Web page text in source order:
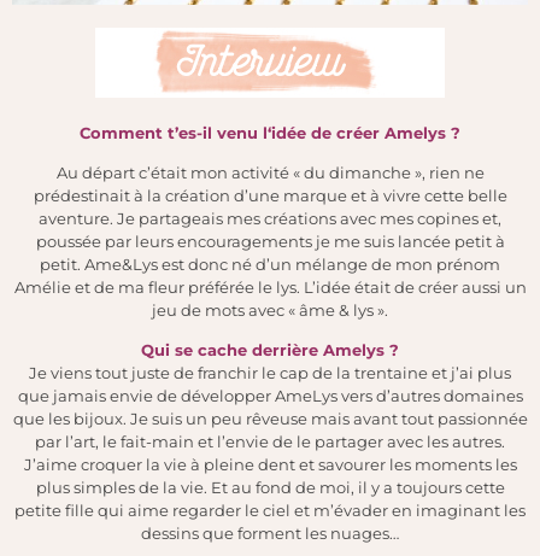
Comment t’es-il venu l‘idée de créer Amelys ?
Au départ c’était mon activité « du dimanche », rien ne
prédestinait à la création d’une marque et à vivre cette belle
aventure. Je partageais mes créations avec mes copines et,
poussée par leurs encouragements je me suis lancée petit à
petit. Ame&Lys est donc né d’un mélange de mon prénom
Amélie et de ma fleur préférée le lys. L’idée était de créer aussi un
jeu de mots avec « âme & lys ».
Qui se cache derrière Amelys ?
Je viens tout justede franchir le cap de la trentaine et j’ai plus
que jamais envie de développer AmeLys vers d’autres domaines
que les bijoux. Je suis un peu rêveuse mais avant tout passionnée
par l’art, le fait-main et l’envie de le partager avec les autres.
J’aime croquer la vie à pleine dent et savourer les moments les
plus simples de la vie. Et au fond de moi, il y a toujours cette
petite fille qui aime regarder le ciel et m’évader en imaginant les
dessins que forment les nuages…